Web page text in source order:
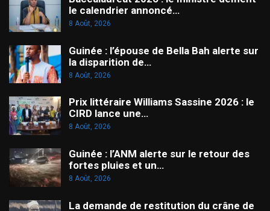
le calendrier annoncé…
8 Août, 2026
Guinée : l’épouse de Bella Bah alerte sur
la disparition de…
8 Août, 2026
Prix littéraire Williams Sassine 2026 : le
CIRD lance une…
8 Août, 2026
Guinée : l’ANM alerte sur le retour des
fortes pluies et un…
8 Août, 2026
La demande de restitution du crâne de